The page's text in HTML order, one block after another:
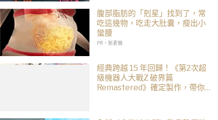
腹部脂肪的「剋星」找到了，常
吃這幾物，吃走大肚囊，瘦出小
蠻腰
PR・新素簡
經典跨越 15 年回歸！《第2次超
級機器人大戰Z 破界篇
Remastered》確定製作，帶你